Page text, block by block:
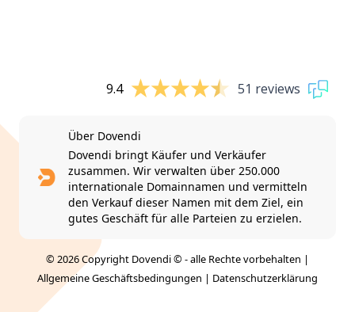
9.4 51 reviews
Über Dovendi
Dovendi bringt Käufer und Verkäufer
zusammen. Wir verwalten über 250.000
internationale Domainnamen und vermitteln
den Verkauf dieser Namen mit dem Ziel, ein
gutes Geschäft für alle Parteien zu erzielen.
© 2026 Copyright Dovendi © - alle Rechte vorbehalten |
Allgemeine Geschäftsbedingungen | Datenschutzerklärung